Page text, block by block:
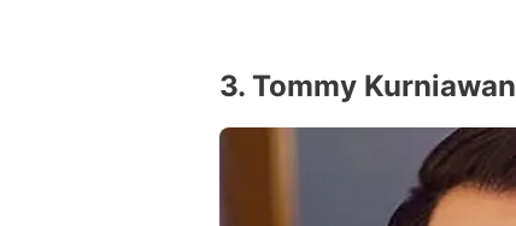
3. Tommy Kurniawan